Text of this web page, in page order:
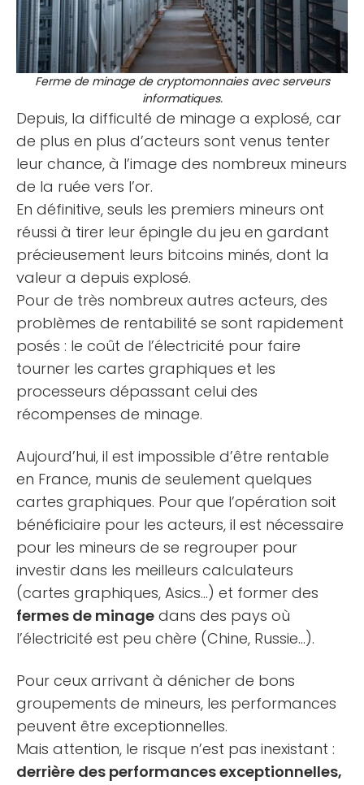
Ferme de minage de cryptomonnaies avec serveurs
informatiques.
Depuis, la difficulté de minage a explosé, car
de plus en plus d’acteurs sont venus tenter
leur chance, à l’image des nombreux mineurs
de la ruée vers l’or.
En définitive, seuls les premiers mineurs ont
réussi à tirer leur épingle du jeu en gardant
précieusement leurs bitcoins minés, dont la
valeur a depuis explosé.
Pour de très nombreux autres acteurs, des
problèmes de rentabilité se sont rapidement
posés : le coût de l’électricité pour faire
tourner les cartes graphiques et les
processeurs dépassant celui des
récompenses de minage.
Aujourd’hui, il est impossible d’être rentable
en France, munis de seulement quelques
cartes graphiques. Pour que l’opération soit
bénéficiaire pour les acteurs, il est nécessaire
pour les mineurs de se regrouper pour
investir dans les meilleurs calculateurs
(cartes graphiques, Asics…) et former des
fermes de minage dans des pays où
l’électricité est peu chère (Chine, Russie…).
Pour ceux arrivant à dénicher de bons
groupements de mineurs, les performances
peuvent être exceptionnelles.
Mais attention, le risque n’est pas inexistant :
derrière des performances exceptionnelles,